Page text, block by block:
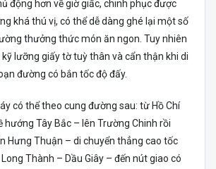
động hơn về giờ giấc, chinh phục được
khá thú vị, có thể dễ dàng ghé lại một số
thưởng thức món ăn ngon. Tuy nhiên
kỹ lưỡng giấy tờ tuỳ thân và cẩn thận khi di
đường có bắn tốc độ đấy.
có thể theo cung đường sau: từ Hồ Chí
hướng Tây Bắc – lên Trường Chinh rồi
Hưng Thuận – di chuyển thẳng cao tốc
Thành – Dầu Giây – đến nút giao có